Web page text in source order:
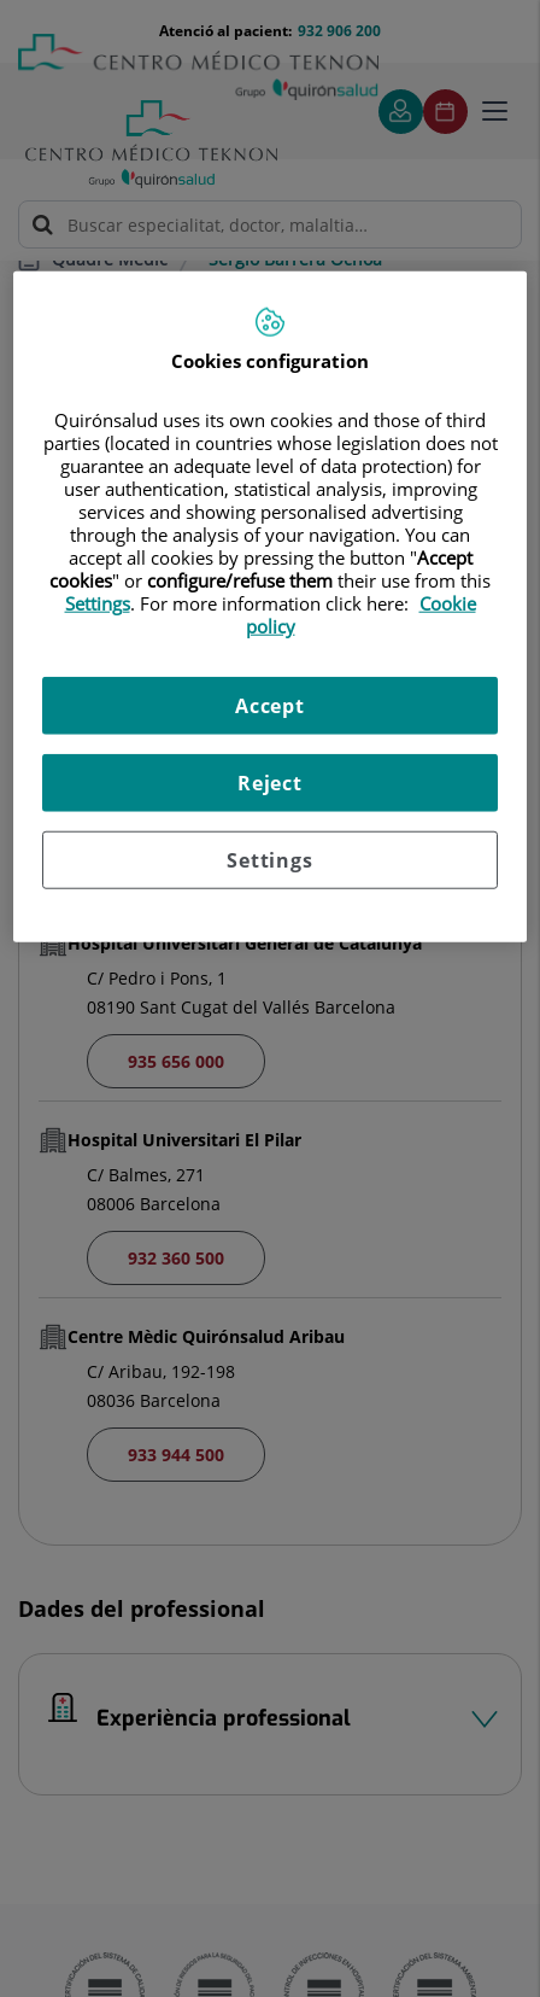
contingut
Menú
teléfono
cabecera
932 906 200
Atenció al pacient:
Quadre Mèdic Sergio Barrera Ochoa
SergioBarrera Ochoa
FACULTATIU ESPECIALISTA CIR. ORTOPÈDICA I
TRAUMATOLOGIA
CIRURGIA ORTOPÈDICA I TRAUMATOLOGIA
08022 Barcelona
Hospital Universitari General de Catalunya
C/ Pedro i Pons, 1
08190 Sant Cugat del Vallés Barcelona
935 656 000
Hospital Universitari El Pilar
C/ Balmes, 271
08006 Barcelona
932 360 500
Centre Mèdic Quirónsalud Aribau
C/ Aribau, 192-198
08036 Barcelona
933 944 500
Dades del professional
Experiència professional
Cookies configuration
Quirónsalud uses its own cookies and those of third
parties (located in countries whose legislation does not
guarantee an adequate level of data protection) for
user authentication, statistical analysis, improving
services and showing personalised advertising
through the analysis of your navigation. You can
accept all cookies by pressing the button "Accept
cookies" or configure/refuse them their use from this
Settings. For more information click here: Cookie
policy
Settings
Reject
Accept